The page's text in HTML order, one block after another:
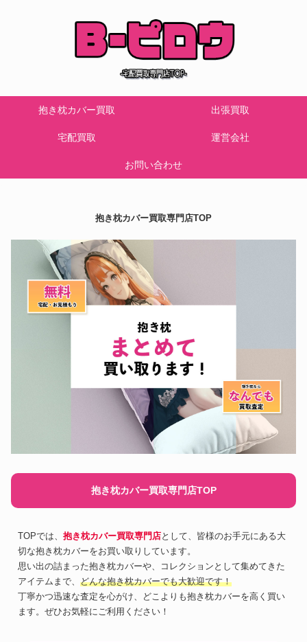
抱き枕カバー買取 出張買取
宅配買取 運営会社
お問い合わせ
抱き枕カバー買取専門店TOP
抱き枕カバー買取専門店TOP
TOPでは、 抱き枕カバー買取専門店として、皆様のお手元にある大
切な抱き枕カバーをお買い取りしています。
思い出の詰まった抱き枕カバーや、コレクションとして集めてきた
アイテムまで、 どんな抱き枕カバーでも大歓迎です！
丁寧かつ迅速な査定を心がけ、どこよりも抱き枕カバーを高く買い
ます。ぜひお気軽にご利用ください！